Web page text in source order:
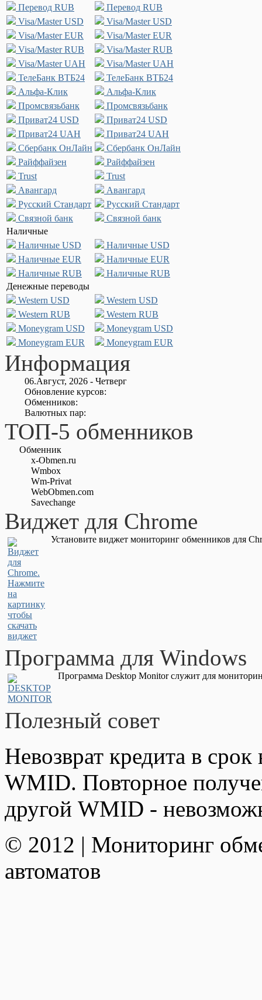
Перевод RUB
Перевод RUB
Visa/Master USD
Visa/Master USD
Visa/Master EUR
Visa/Master EUR
Visa/Master RUB
Visa/Master RUB
Visa/Master UAH
Visa/Master UAH
ТелеБанк ВТБ24
ТелеБанк ВТБ24
Альфа-Клик
Альфа-Клик
Промсвязьбанк
Промсвязьбанк
Приват24 USD
Приват24 USD
Приват24 UAH
Приват24 UAH
Сбербанк ОнЛайн
Сбербанк ОнЛайн
Райффайзен
Райффайзен
Trust
Trust
Авангард
Авангард
Русский Стандарт
Русский Стандарт
Связной банк
Связной банк
Наличные
Наличные USD
Наличные USD
Наличные EUR
Наличные EUR
Наличные RUB
Наличные RUB
Денежные переводы
Western USD
Western USD
Western RUB
Western RUB
Moneygram USD
Moneygram USD
Moneygram EUR
Moneygram EUR
Информация
06.Август, 2026 - Четверг
Обновление курсов:
Обменников:
Валютных пар:
ТОП-5 обменников
Обменник
x-Obmen.ru
Wmbox
Wm-Privat
WebObmen.com
Savechange
Виджет для Chrome
Установите виджет мониторинг обменников для
Программа для Windows
Программа Desktop Monitor служит для
Полезный совет
Невозврат кредита в
WMID. Повторное
другой WMID -
© 2012 | Мониторинг
автоматов